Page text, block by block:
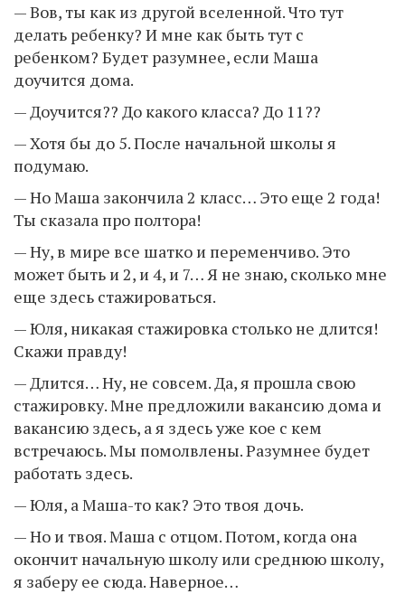
— Вов, ты как из другой вселенной. Что тут
делать ребенку? И мне как быть тут с
ребенком? Будет разумнее, если Маша
доучится дома.
— Доучится?? До какого класса? До 11??
— Хотя бы до 5. После начальной школы я
подумаю.
— Но Маша закончила 2 класс… Это еще 2 года!
Ты сказала про полтора!
— Ну, в мире все шатко и переменчиво. Это
может быть и 2, и 4, и 7… Я не знаю, сколько мне
еще здесь стажироваться.
— Юля, никакая стажировка столько не длится!
Скажи правду!
— Длится… Ну, не совсем. Да, я прошла свою
стажировку. Мне предложили вакансию дома и
вакансию здесь, а я здесь уже кое с кем
встречаюсь. Мы помолвлены. Разумнее будет
работать здесь.
— Юля, а Маша-то как? Это твоя дочь.
— Но и твоя. Маша с отцом. Потом, когда она
окончит начальную школу или среднюю школу,
я заберу ее сюда. Наверное…